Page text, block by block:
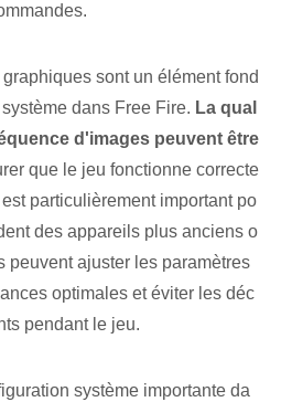
sont un élément fond
dans Free⁢ Fire. La qual
d'images peuvent être
que le jeu fonctionne correcte
particulièrement important po
des appareils plus anciens o
peuvent ajuster les paramètres
optimales et éviter les déc
pendant le jeu.
système importante da